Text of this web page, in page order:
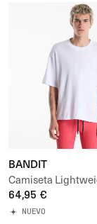
BANDIT
Camiseta
Box Tee
64,95 €
NUEVO